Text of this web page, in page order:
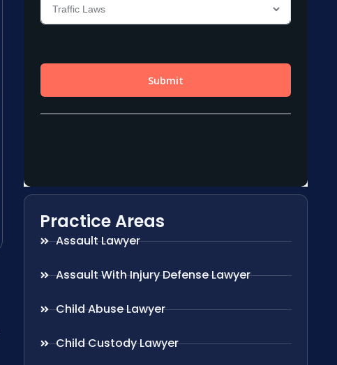
Practice Areas
Assault Lawyer
Assault With Injury Defense Lawyer
Child Abuse Lawyer
Child Custody Lawyer